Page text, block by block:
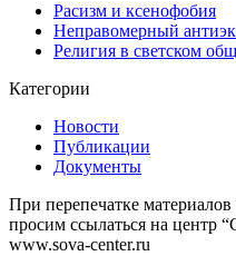
Расизм и ксенофобия
Неправомерный
Религия в светском
Категории
Новости
Публикации
Документы
При перепечатке
просим ссылаться на центр
www.sova-center.ru